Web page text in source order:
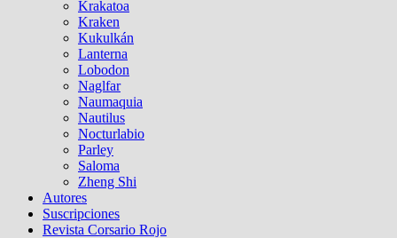
Krakatoa
Kraken
Kukulkán
Lanterna
Lobodon
Naglfar
Naumaquia
Nautilus
Nocturlabio
Parley
Saloma
Zheng Shi
Autores
Suscripciones
Revista Corsario Rojo